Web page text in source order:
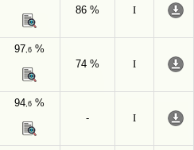
86 %
I
97,6%
74 %
I
94,6%
-
I